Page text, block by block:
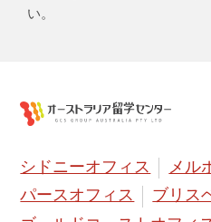
い。
シドニーオフィス
メル
パースオフィス
ブリス